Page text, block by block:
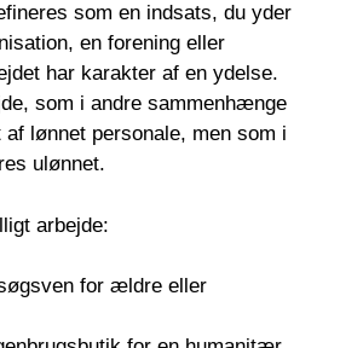
som en indsats, du yder
en forening eller
har karakter af en ydelse.
som i andre sammenhænge
lønnet personale, men som i
ulønnet.
arbejde:
for ældre eller